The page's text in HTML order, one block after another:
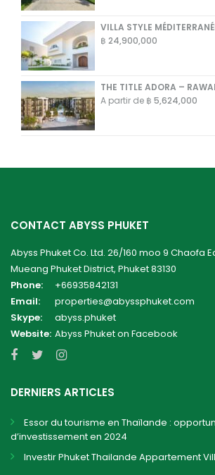
VILLA STYLE
฿ 24,900,000
THE TITLE ADORA – RAWAI
A partir de ฿ 5,624,000
CONTACT ABYSS PHUKET
Abyss Phuket Co. Ltd. 26/160 moo 9 Chaofa
Mueang Phuket District, Phuket 83130
Phone:
+66935842131
Email:
properties@abyssphuket.com
Skype:
abyss.phuket
Website: Abyss Phuket on Facebook
DERNIERS ARTICLES
Essor du tourisme en Thaïlande :
d’investissement en 2024
Investir Phuket Thailande Appartement